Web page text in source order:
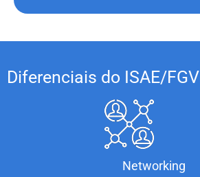
Diferenciais do ISAE/FGV
Networking